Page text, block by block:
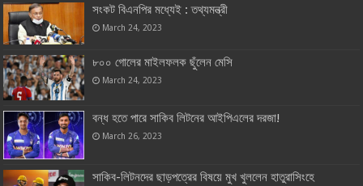
সংকট বিএনপির মধ্যেই : তথ্যমন্ত্রী
March 24, 2023
৮০০ গোলের মাইলফলক ছুঁলেন মেসি
March 24, 2023
বন্ধ হতে পারে সাকিব লিটনের আইপিএলের দরজা!
March 26, 2023
সাকিব-লিটনদের ছাড়পত্রের বিষয়ে মুখ খুললেন হাতুরাসিংহে